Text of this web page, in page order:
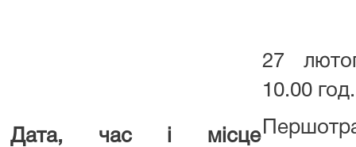
Дата, час і місце
27
10.00 год.